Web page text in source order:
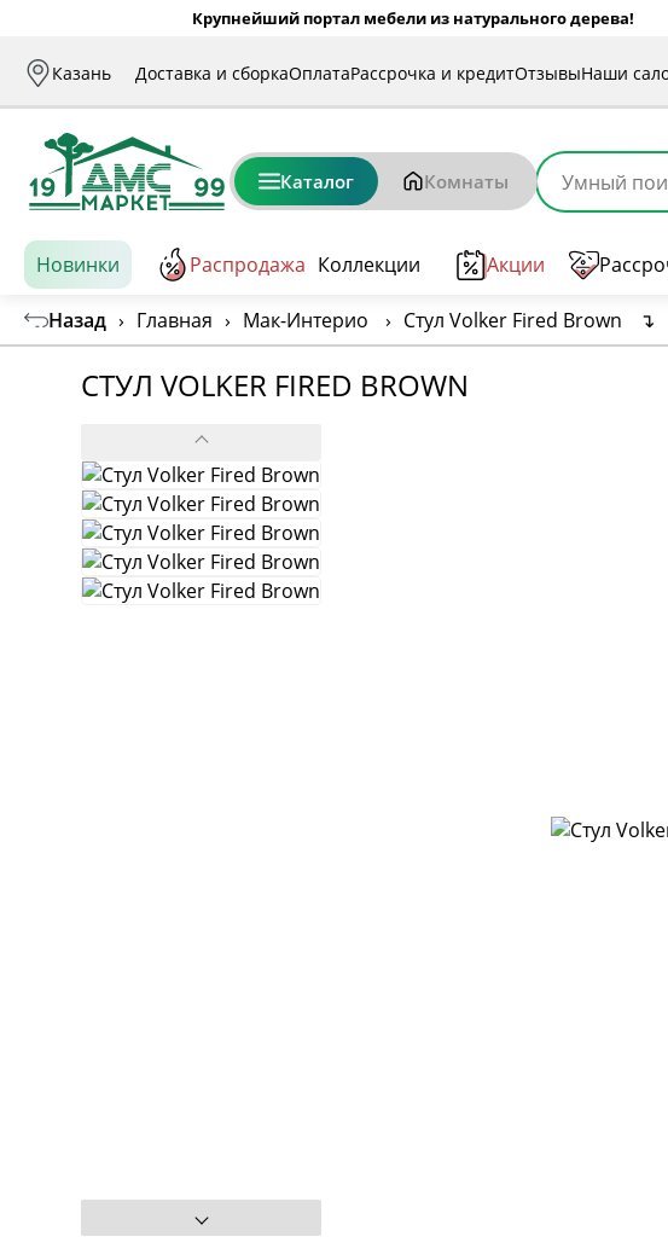
Крупнейший портал мебели из натурального дерева!
Казань Доставка и сборкаОплатаРассрочка и кредитОтзывыНаши
Каталог Комнаты
Новинки Распродажа Коллекции Акции
Назад › Главная › Мак-Интерио › Стул Volker Fired Brown ↴
СТУЛ VOLKER FIRED BROWN